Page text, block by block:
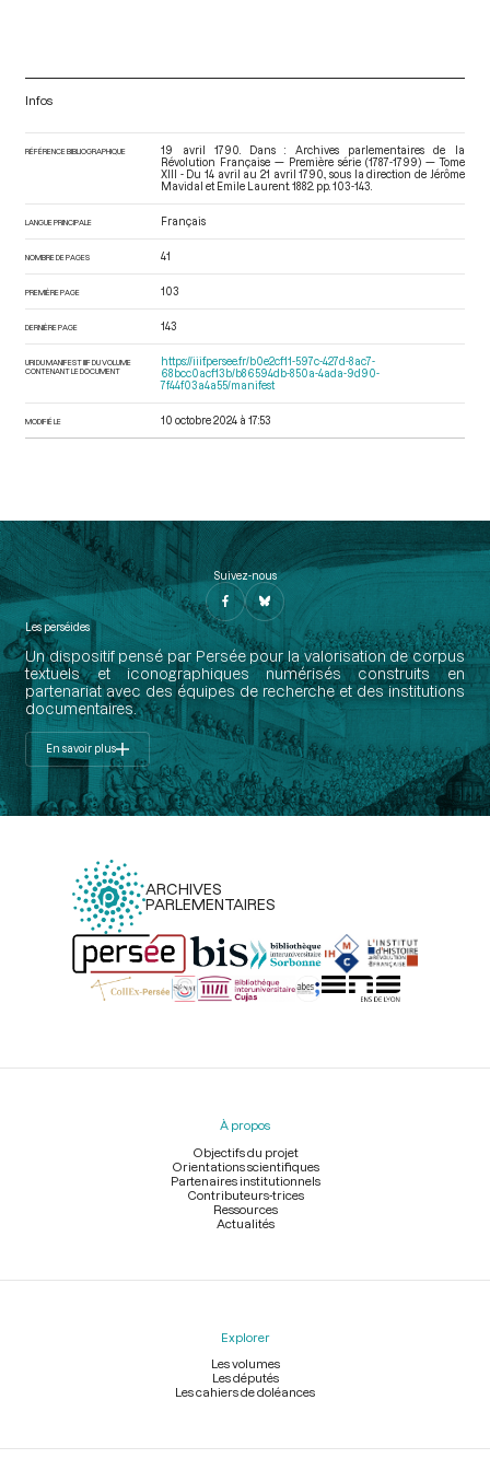
Infos
RÉFÉRENCE BIBLIOGRAPHIQUE
19 avril 1790. Dans : Archives parlementaires de la
Révolution Française — Première série (1787-1799) — Tome
XIII - Du 14 avril au 21 avril 1790. , sous la direction de Jérôme
Mavidal et Emile Laurent. 1882. pp. 103-143.
LANGUE PRINCIPALE Français
NOMBRE DE PAGES 41
PREMIÈRE PAGE 103
DERNIÈRE PAGE 143
URI DU MANIFEST IIIF DU VOLUME
CONTENANT LE DOCUMENT
https://iiif.persee.fr/b0e2cf11-597c-427d-8ac7-
68bcc0acf13b/b86594db-850a-4ada-9d90-
7f44f03a4a55/manifest
MODIFIÉ LE 10 octobre 2024 à 17:53
Suivez-nous
Les perséides
Un dispositif pensé par Persée pour la valorisation de corpus
textuels et iconographiques numérisés construits en
partenariat avec des équipes de recherche et des institutions
documentaires.
En savoir plus
ARCHIVES
PARLEMENTAIRES
Menu
À propos
Objectifs du projet
Orientations scientifiques
Partenaires institutionnels
Contributeurs-trices
Ressources
Actualités
Explorer
Les volumes
Les députés
Les cahiers de doléances